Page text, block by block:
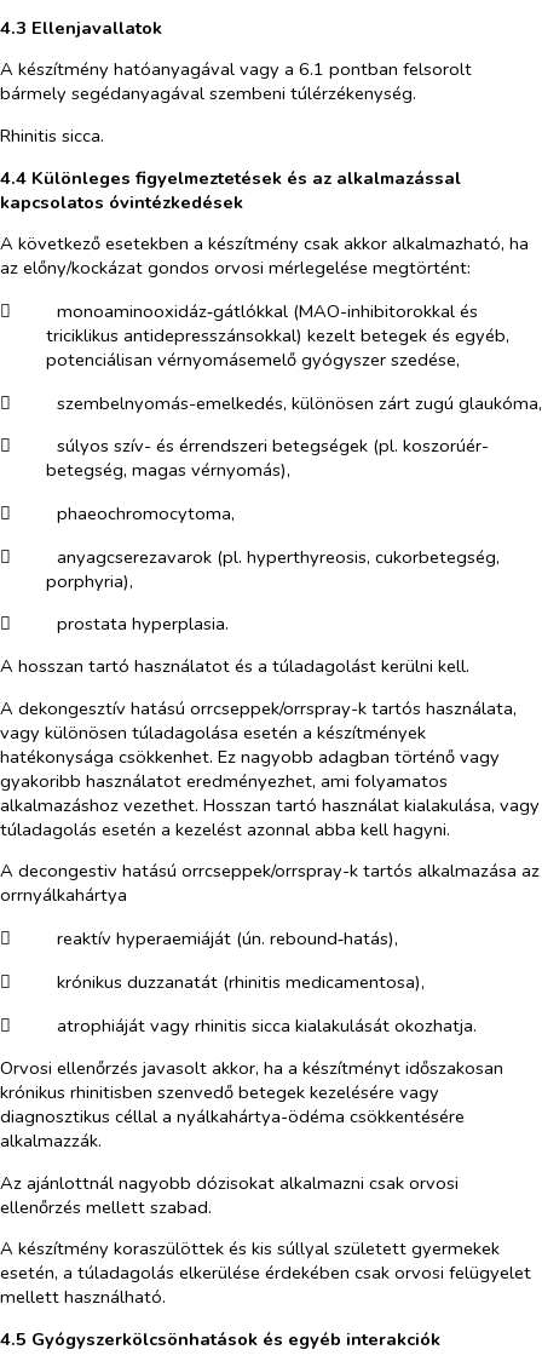
4.3 Ellenjavallatok
A készítmény hatóanyagával vagy a 6.1 pontban felsorolt
bármely segédanyagával szembeni túlérzékenység.
Rhinitis sicca.
4.4 Különleges figyelmeztetések és az alkalmazással
kapcsolatos óvintézkedések
A következő esetekben a készítmény csak akkor alkalmazható, ha
az előny/kockázat gondos orvosi mérlegelése megtörtént:
​
monoaminooxidáz‑gátlókkal (MAO-inhibitorokkal és
triciklikus antidepresszánsokkal) kezelt betegek és egyéb,
potenciálisan vérnyomásemelő gyógyszer szedése,
​
szembelnyomás-emelkedés, különösen zárt zugú glaukóma,
​
súlyos szív- és érrendszeri betegségek (pl. koszorúér-
betegség, magas vérnyomás),
​
phaeochromocytoma,
​
anyagcserezavarok (pl. hyperthyreosis, cukorbetegség,
porphyria),
​
prostata hyperplasia.
A hosszan tartó használatot és a túladagolást kerülni kell.
A dekongesztív hatású orrcseppek/orrspray-k tartós használata,
vagy különösen túladagolása esetén a készítmények
hatékonysága csökkenhet. Ez nagyobb adagban történő vagy
gyakoribb használatot eredményezhet, ami folyamatos
alkalmazáshoz vezethet. Hosszan tartó használat kialakulása, vagy
túladagolás esetén a kezelést azonnal abba kell hagyni.
A decongestiv hatású orrcseppek/orrspray-k tartós alkalmazása az
orrnyálkahártya
​
reaktív hyperaemiáját (ún. rebound‑hatás),
​
krónikus duzzanatát (rhinitis medicamentosa),
​
atrophiáját vagy rhinitis sicca kialakulását okozhatja.
Orvosi ellenőrzés javasolt akkor, ha a készítményt időszakosan
krónikus rhinitisben szenvedő betegek kezelésére vagy
diagnosztikus céllal a nyálkahártya-ödéma csökkentésére
alkalmazzák.
Az ajánlottnál nagyobb dózisokat alkalmazni csak orvosi
ellenőrzés mellett szabad.
A készítmény koraszülöttek és kis súllyal született gyermekek
esetén, a túladagolás elkerülése érdekében csak orvosi felügyelet
mellett használható.
4.5 Gyógyszerkölcsönhatások és egyéb interakciók